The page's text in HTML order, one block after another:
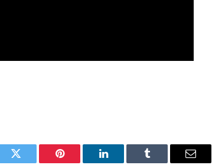
Twitter Pinterest LinkedIn Tumblr Email